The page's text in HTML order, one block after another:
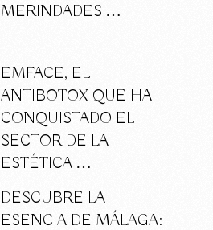
MERINDADES …
EMFACE, EL
ANTIBOTOX QUE HA
CONQUISTADO EL
SECTOR DE LA
ESTÉTICA …
DESCUBRE LA
ESENCIA DE MÁLAGA: